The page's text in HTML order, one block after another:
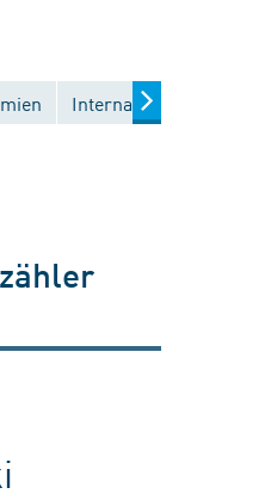
Internationale Gremien